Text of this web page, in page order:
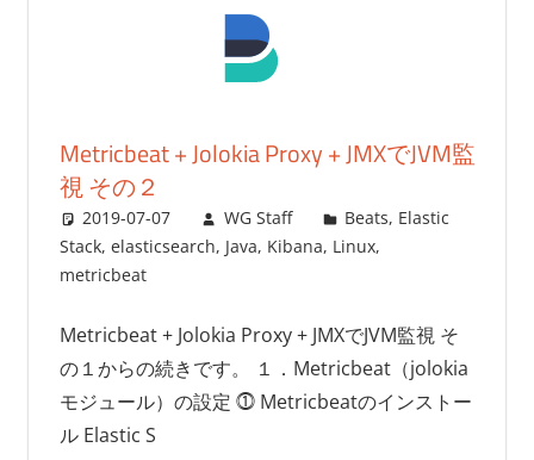
Metricbeat + Jolokia Proxy + JMXでJVM監
視 その２
2019-07-07 WG Staff Beats, Elastic
Stack, elasticsearch, Java, Kibana, Linux,
metricbeat
Metricbeat + Jolokia Proxy + JMXでJVM監視 そ
の１からの続きです。 １．Metricbeat（jolokia
モジュール）の設定 ⓵ Metricbeatのインストー
ル Elastic S